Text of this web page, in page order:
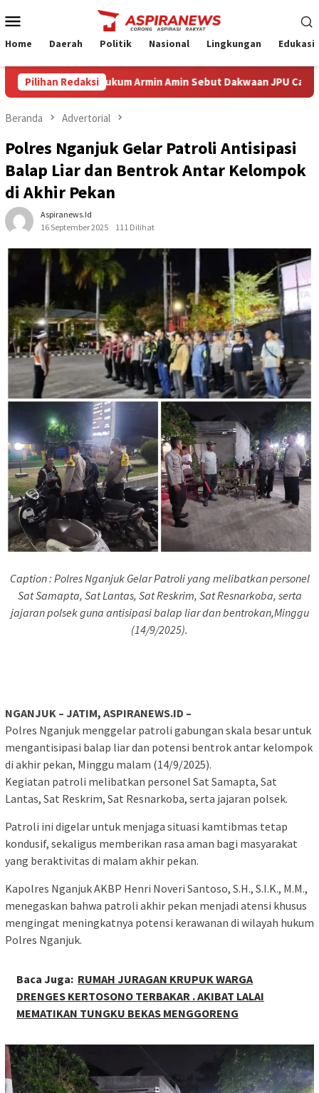
ke
Mobile
Home Daerah Politik Nasional Lingkungan Edukasi
Pilihan Redaksi
Kuasa Hukum Armin Amin Sebut Dakwaan JPU Cacat Formil
Beranda Advertorial
Polres Nganjuk Gelar Patroli Antisipasi
Balap Liar dan Bentrok Antar Kelompok
di Akhir Pekan
Aspiranews.id
16 September 2025
111 Dilihat
Caption : Polres Nganjuk Gelar Patroli yang melibatkan personel
Sat Samapta, Sat Lantas, Sat Reskrim, Sat Resnarkoba, serta
jajaran polsek guna antisipasi balap liar dan bentrokan,Minggu
(14/9/2025).
NGANJUK – JATIM, ASPIRANEWS.ID –
Polres Nganjuk menggelar patroli gabungan skala besar untuk
mengantisipasi balap liar dan potensi bentrok antar kelompok
di akhir pekan, Minggu malam (14/9/2025).
Kegiatan patroli melibatkan personel Sat Samapta, Sat
Lantas, Sat Reskrim, Sat Resnarkoba, serta jajaran polsek.
Patroli ini digelar untuk menjaga situasi kamtibmas tetap
kondusif, sekaligus memberikan rasa aman bagi masyarakat
yang beraktivitas di malam akhir pekan.
Kapolres Nganjuk AKBP Henri Noveri Santoso, S.H., S.I.K., M.M.,
menegaskan bahwa patroli akhir pekan menjadi atensi khusus
mengingat meningkatnya potensi kerawanan di wilayah hukum
Polres Nganjuk.
Baca Juga: RUMAH JURAGAN KRUPUK WARGA
DRENGES KERTOSONO TERBAKAR . AKIBAT LALAI
MEMATIKAN TUNGKU BEKAS MENGGORENG